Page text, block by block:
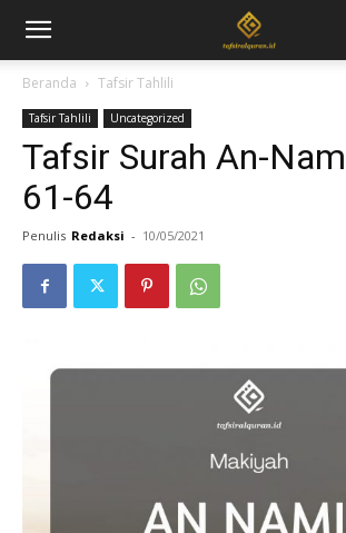
Beranda Tafsir Tahlili
Tafsir Tahlili Uncategorized
Tafsir Surah An-
61-64
Penulis Redaksi - 10/05/2021